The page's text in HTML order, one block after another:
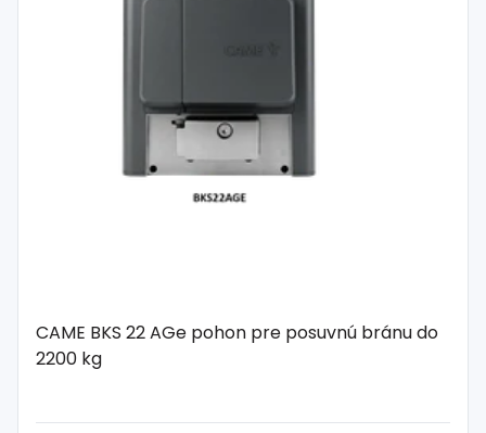
CAME BKS 22 AGe pohon pre posuvnú bránu do
2200 kg